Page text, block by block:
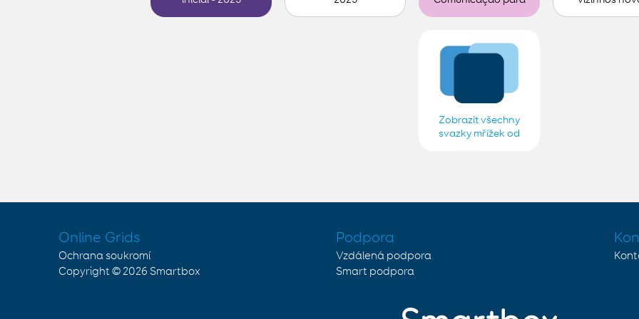
Zobrazit všechny
svazky mřížek od
Online Grids
Ochrana soukromí
Copyright © 2026 Smartbox
Podpora
Vzdálená podpora
Smart podpora